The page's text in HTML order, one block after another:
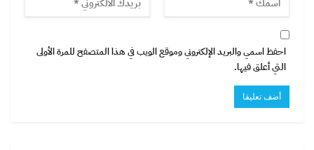
احفظ اسمي والبريد الإلكتروني وموقع الويب في هذا المتصفح للمرة الأولى
التي أعلق فيها.